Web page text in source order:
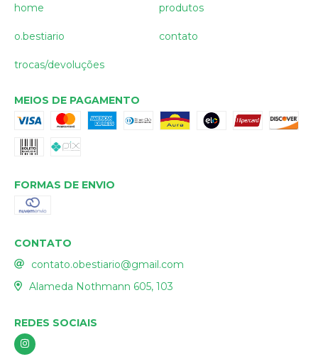
home
produtos
o.bestiario contato
trocas/devoluções
MEIOS DE PAGAMENTO
FORMAS DE ENVIO
CONTATO
contato.obestiario@gmail.com
Alameda Nothmann 605, 103
REDES SOCIAIS